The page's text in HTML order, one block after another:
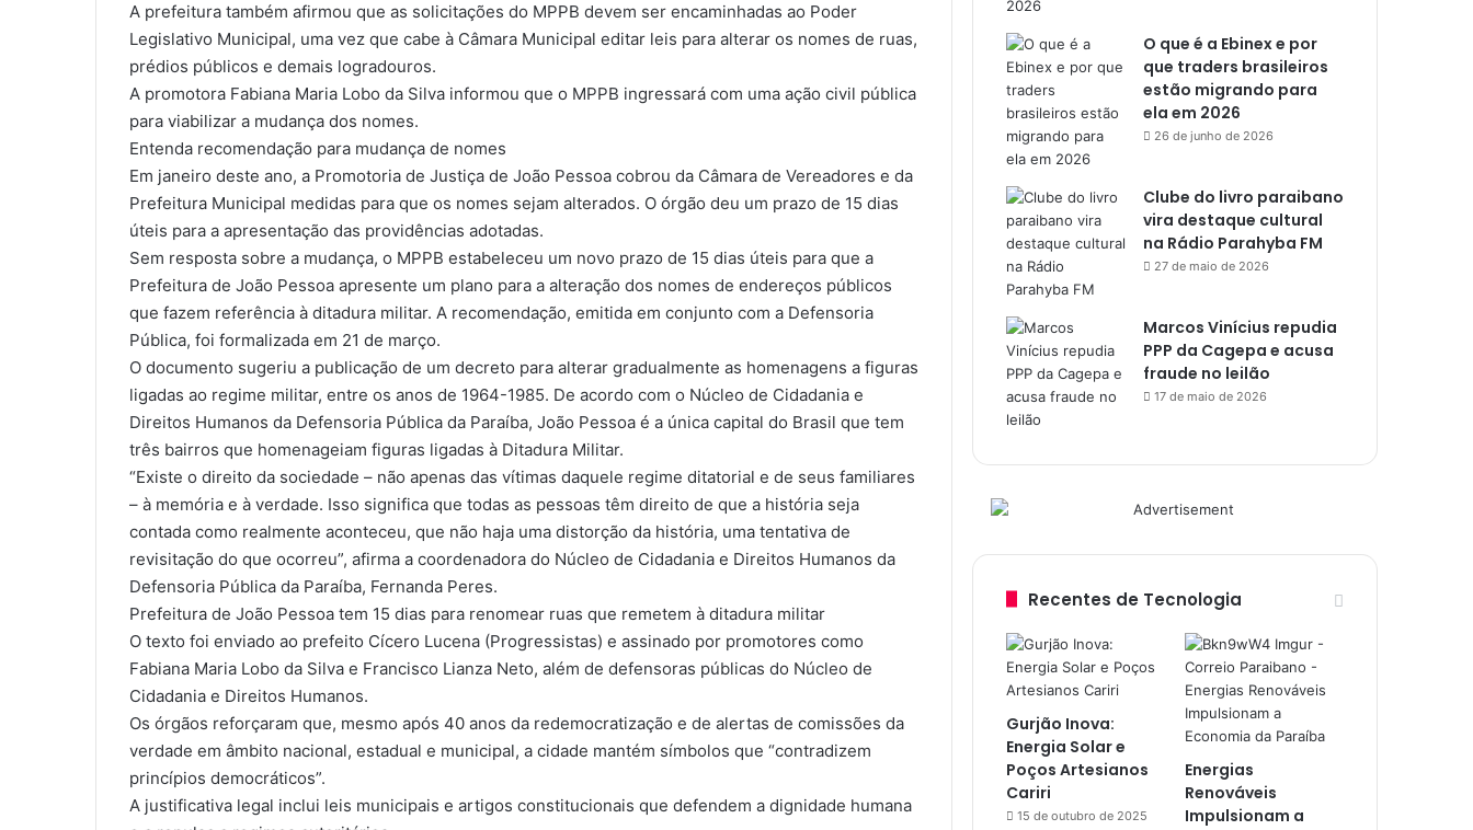
A prefeitura também afirmou que as solicitações do MPPB devem ser encaminhadas ao Poder
Legislativo Municipal, uma vez que cabe à Câmara Municipal editar leis para alterar os nomes de ruas,
prédios públicos e demais logradouros.
A promotora Fabiana Maria Lobo da Silva informou que o MPPB ingressará com uma ação civil pública
para viabilizar a mudança dos nomes.
Entenda recomendação para mudança de nomes
Em janeiro deste ano, a Promotoria de Justiça de João Pessoa cobrou da Câmara de Vereadores e da
Prefeitura Municipal medidas para que os nomes sejam alterados. O órgão deu um prazo de 15 dias
úteis para a apresentação das providências adotadas.
Sem resposta sobre a mudança, o MPPB estabeleceu um novo prazo de 15 dias úteis para que a
Prefeitura de João Pessoa apresente um plano para a alteração dos nomes de endereços públicos
que fazem referência à ditadura militar. A recomendação, emitida em conjunto com a Defensoria
Pública, foi formalizada em 21 de março.
O documento sugeriu a publicação de um decreto para alterar gradualmente as homenagens a figuras
ligadas ao regime militar, entre os anos de 1964-1985. De acordo com o Núcleo de Cidadania e
Direitos Humanos da Defensoria Pública da Paraíba, João Pessoa é a única capital do Brasil que tem
três bairros que homenageiam figuras ligadas à Ditadura Militar.
“Existe o direito da sociedade – não apenas das vítimas daquele regime ditatorial e de seus familiares
– à memória e à verdade. Isso significa que todas as pessoas têm direito de que a história seja
contada como realmente aconteceu, que não haja uma distorção da história, uma tentativa de
revisitação do que ocorreu”, afirma a coordenadora do Núcleo de Cidadania e Direitos Humanos da
Defensoria Pública da Paraíba, Fernanda Peres.
Prefeitura de João Pessoa tem 15 dias para renomear ruas que remetem à ditadura militar
O texto foi enviado ao prefeito Cícero Lucena (Progressistas) e assinado por promotores como
Fabiana Maria Lobo da Silva e Francisco Lianza Neto, além de defensoras públicas do Núcleo de
Cidadania e Direitos Humanos.
Os órgãos reforçaram que, mesmo após 40 anos da redemocratização e de alertas de comissões da
verdade em âmbito nacional, estadual e municipal, a cidade mantém símbolos que “contradizem
princípios democráticos”.
A justificativa legal inclui leis municipais e artigos constitucionais que defendem a dignidade humana
O que é a Ebinex e por
que traders brasileiros
estão migrando para
ela em 2026
26 de junho de 2026
Clube do livro paraibano
vira destaque cultural
na Rádio Parahyba FM
27 de maio de 2026
Marcos Vinícius repudia
PPP da Cagepa e acusa
fraude no leilão
17 de maio de 2026
Recentes de Tecnologia
Gurjão Inova:
Energia Solar e
Poços Artesianos
Cariri
15 de outubro de 2025
Energias
Renováveis
Impulsionam a